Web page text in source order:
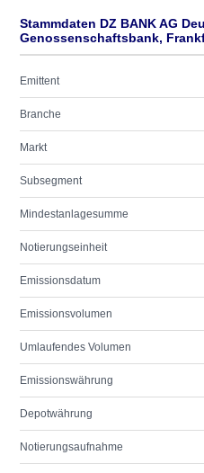
Stammdaten DZ BANK AG
Genossenschaftsbank,
Emittent
Branche
Markt
Subsegment
Mindestanlagesumme
Notierungseinheit
Emissionsdatum
Emissionsvolumen
Umlaufendes Volumen
Emissionswährung
Depotwährung
Notierungsaufnahme